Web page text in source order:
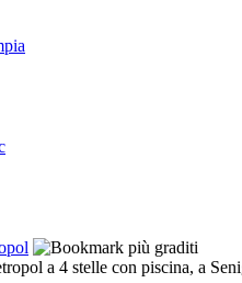
a 4 stelle con piscina, a